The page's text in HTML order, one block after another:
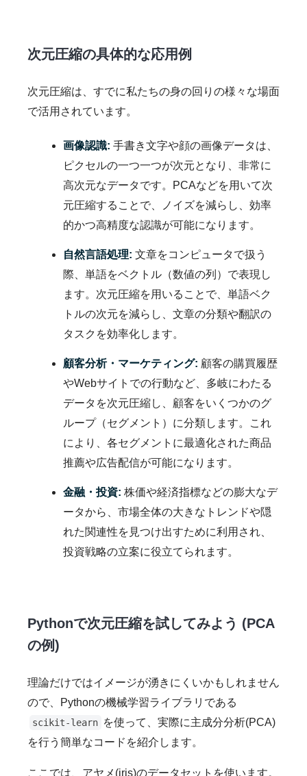
次元圧縮の具体的な応用例
次元圧縮は、すでに私たちの身の回りの様々な場面
で活用されています。
画像認識: 手書き文字や顔の画像データは、
ピクセルの一つ一つが次元となり、非常に
高次元なデータです。PCAなどを用いて次
元圧縮することで、ノイズを減らし、効率
的かつ高精度な認識が可能になります。
自然言語処理: 文章をコンピュータで扱う
際、単語をベクトル（数値の列）で表現し
ます。次元圧縮を用いることで、単語ベク
トルの次元を減らし、文章の分類や翻訳の
タスクを効率化します。
顧客分析・マーケティング: 顧客の購買履歴
やWebサイトでの行動など、多岐にわたる
データを次元圧縮し、顧客をいくつかのグ
ループ（セグメント）に分類します。これ
により、各セグメントに最適化された商品
推薦や広告配信が可能になります。
金融・投資: 株価や経済指標などの膨大なデ
ータから、市場全体の大きなトレンドや隠
れた関連性を見つけ出すために利用され、
投資戦略の立案に役立てられます。
Pythonで次元圧縮を試してみよう (PCA
の例)
理論だけではイメージが湧きにくいかもしれません
ので、Pythonの機械学習ライブラリである
scikit-learn を使って、実際に主成分分析(PCA)
を行う簡単なコードを紹介します。
ここでは、アヤメ(iris)のデータセットを使います。